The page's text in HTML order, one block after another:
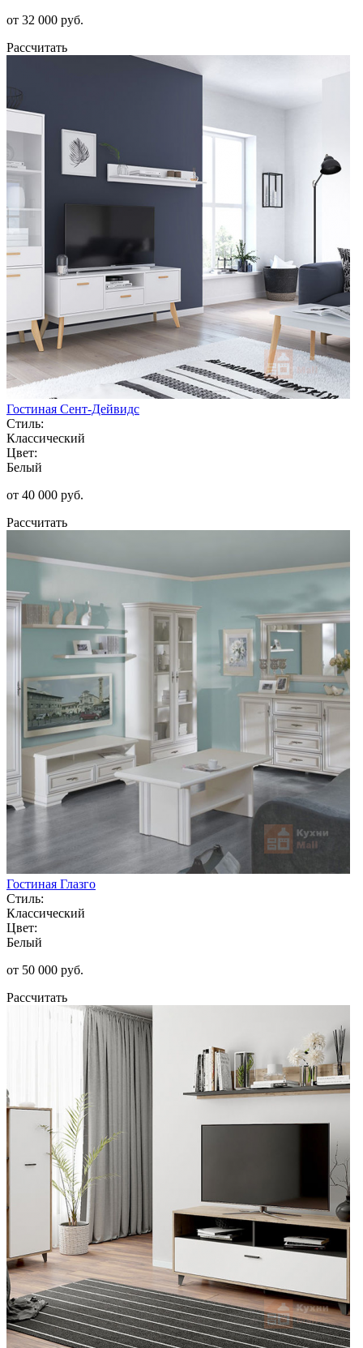
от 32 000 руб.
Рассчитать
Гостиная Сент-Дейвидс
Стиль:
Классический
Цвет:
Белый
от 40 000 руб.
Рассчитать
Гостиная Глазго
Стиль:
Классический
Цвет:
Белый
от 50 000 руб.
Рассчитать